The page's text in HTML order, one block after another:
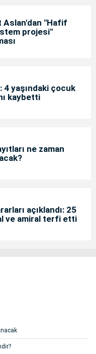
Aslan'dan "Hafif
projesi"
4 yaşındaki çocuk
kaybetti
ne zaman
açıklandı: 25
ve amiral terfi etti